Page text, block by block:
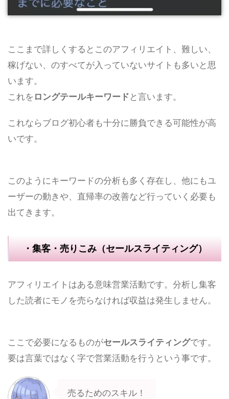
ここまで詳しくするとこのアフィリエイト、難しい、
稼げない、のすべてが入っていないサイトも多いと思
います。
これを ロングテールキーワード と言います。
これならブログ初心者も十分に勝負できる可能性が高
いです。
このようにキーワードの分析も多く存在し、他にもユ
ーザーの動きや、直帰率の改善など行っていく必要も
出てきます。
・集客・売りこみ（セールスライティング）
アフィリエイトはある意味営業活動です。分析し集客
した読者にモノを売らなければ収益は発生しません。
ここで必要になるものがセールスライティングです。
要は言葉ではなく字で営業活動を行うという事です。
売るためのスキル！